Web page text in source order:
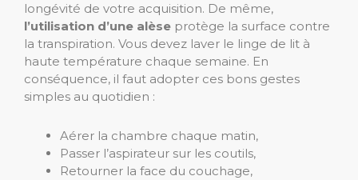
longévité de votre acquisition. De même,
l’utilisation d’une alèse protège la surface contre
la transpiration. Vous devez laver le linge de lit à
haute température chaque semaine. En
conséquence, il faut adopter ces bons gestes
simples au quotidien :
Aérer la chambre chaque matin,
Passer l’aspirateur sur les coutils,
Retourner la face du couchage,